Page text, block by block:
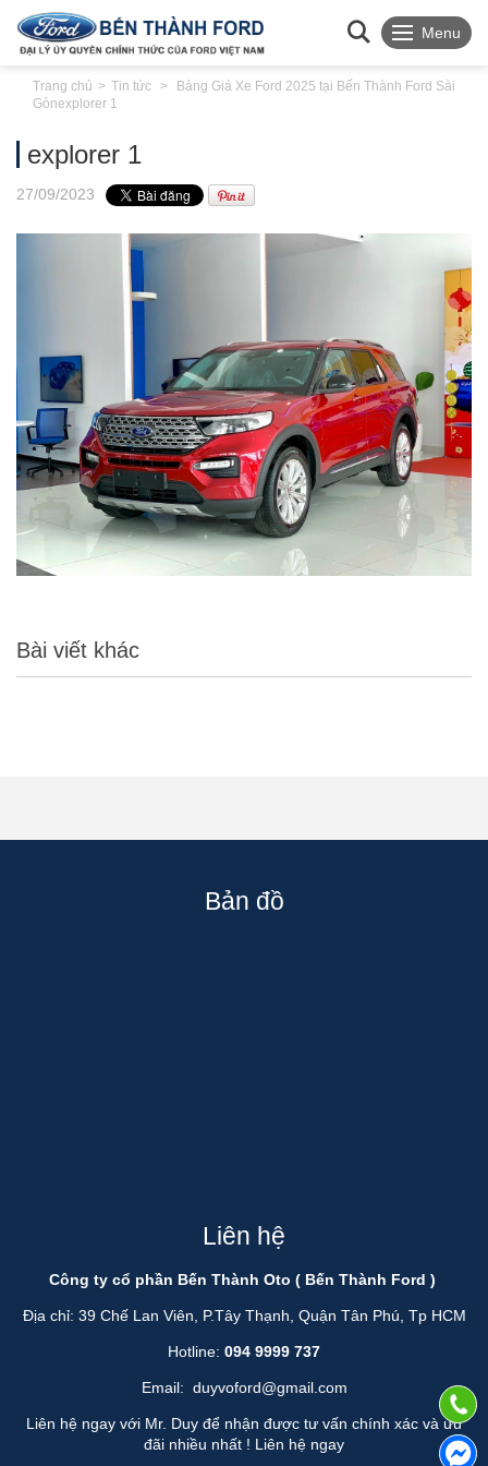
Menu
Trang chủ Tin tức
Bảng Giá Xe Ford 2025 tại Bến Thành Ford Sài
Gònexplorer 1
explorer 1
27/09/2023
Bài viết khác
Bản đồ
Liên hệ
Công ty cổ phần Bến Thành Oto ( Bến Thành Ford )
Địa chỉ: 39 Chế Lan Viên, P.Tây Thạnh, Quận Tân Phú, Tp HCM
Hotline: 094 9999 737
Email: duyvoford@gmail.com
Liên hệ ngay với Mr. Duy để nhận được tư vấn chính xác và ưu
đãi nhiều nhất ! Liên hệ ngay